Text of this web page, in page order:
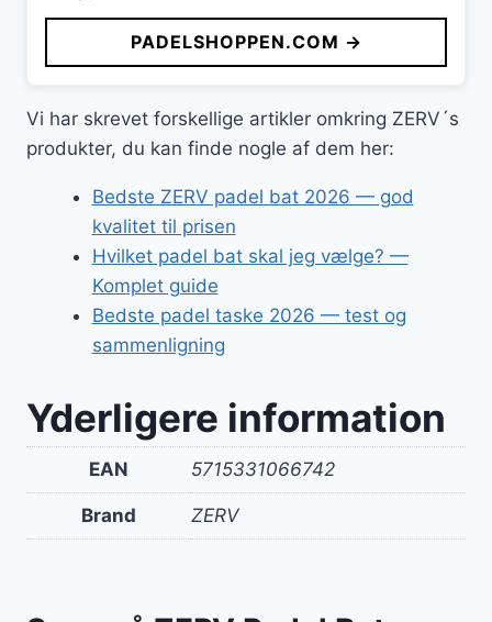
PADELSHOPPEN.COM →
Vi har skrevet forskellige artikler omkring ZERV´s
produkter, du kan finde nogle af dem her:
Bedste ZERV padel bat 2026 — god
kvalitet til prisen
Hvilket padel bat skal jeg vælge? —
Komplet guide
Bedste padel taske 2026 — test og
sammenligning
Yderligere information
EAN 5715331066742
Brand ZERV